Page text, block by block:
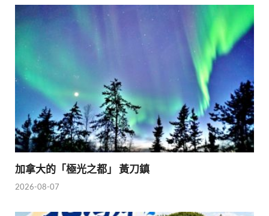
加拿大的「極光之都」 黃刀鎮
2026-08-07